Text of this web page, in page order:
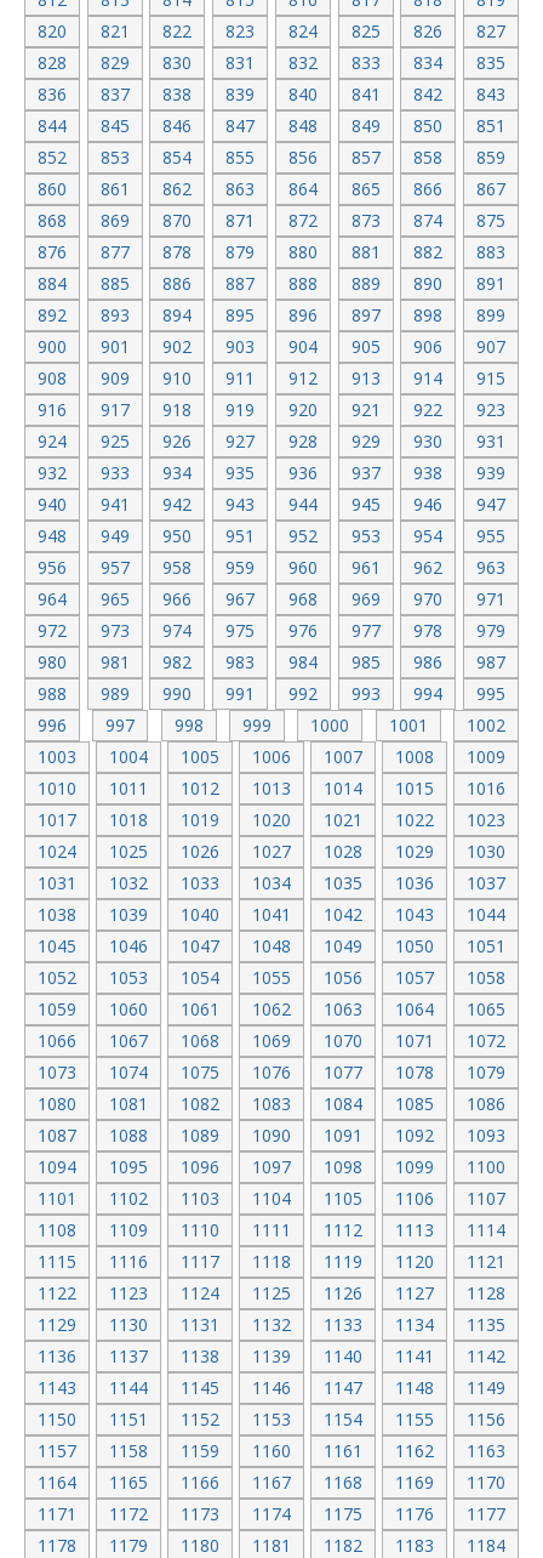
820
821 822 823 824 825 826
827
828
829 830 831 832 833 834
835
836
837 838 839 840 841 842
843
844
845 846 847 848 849 850
851
852
853 854 855 856 857 858
859
860
861 862 863 864 865 866
867
868
869 870 871 872 873 874
875
876
877 878 879 880 881 882
883
884
885 886 887 888 889 890
891
892
893 894 895 896 897 898
899
900
901 902 903 904 905 906
907
908
909 910 911 912 913 914
915
916
917 918 919 920 921 922
923
924
925 926 927 928 929 930
931
932
933 934 935 936 937 938
939
940
941 942 943 944 945 946
947
948
949 950 951 952 953 954
955
956
957 958 959 960 961 962
963
964
965 966 967 968 969 970
971
972
973 974 975 976 977 978
979
980
981 982 983 984 985 986
987
988
989 990 991 992 993 994
995
996
997 998 999 1000 1001
1002
1003
1004 1005 1006 1007 1008
1009
1010
1011 1012 1013 1014 1015
1016
1017
1018 1019 1020 1021 1022
1023
1024
1025 1026 1027 1028 1029
1030
1031
1032 1033 1034 1035 1036
1037
1038
1039 1040 1041 1042 1043
1044
1045
1046 1047 1048 1049 1050
1051
1052
1053 1054 1055 1056 1057
1058
1059
1060 1061 1062 1063 1064
1065
1066
1067 1068 1069 1070 1071
1072
1073
1074 1075 1076 1077 1078
1079
1080
1081 1082 1083 1084 1085
1086
1087
1088 1089 1090 1091 1092
1093
1094
1095 1096 1097 1098 1099
1100
1101
1102 1103 1104 1105 1106
1107
1108
1109 1110 1111 1112 1113
1114
1115
1116 1117 1118 1119 1120
1121
1122
1123 1124 1125 1126 1127
1128
1129
1130 1131 1132 1133 1134
1135
1136
1137 1138 1139 1140 1141
1142
1143
1144 1145 1146 1147 1148
1149
1150
1151 1152 1153 1154 1155
1156
1157
1158 1159 1160 1161 1162
1163
1164
1165 1166 1167 1168 1169
1170
1171
1172 1173 1174 1175 1176
1177
1178
1179 1180 1181 1182 1183
1184